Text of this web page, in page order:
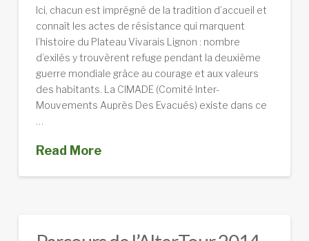
Ici, chacun est imprégné de la tradition d’accueil et
connaît les actes de résistance qui marquent
l’histoire du Plateau Vivarais Lignon : nombre
d’exilés y trouvèrent refuge pendant la deuxième
guerre mondiale grâce au courage et aux valeurs
des habitants. La CIMADE (Comité Inter-
Mouvements Auprès Des Evacués) existe dans ce
Read More